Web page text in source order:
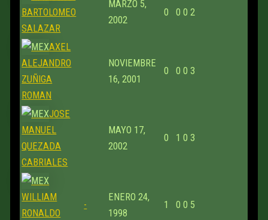
BARTOLOMEO
SALAZAR
MARZO 5,
2002
0 0 0 2
AXEL
ALEJANDRO
ZUÑIGA
ROMAN
NOVIEMBRE
16, 2001
0 0 0 3
JOSE
MANUEL
QUEZADA
CABRIALES
MAYO 17,
2002
0 1 0 3
WILLIAM
RONALDO
-
ENERO 24,
1998
1 0 0 5